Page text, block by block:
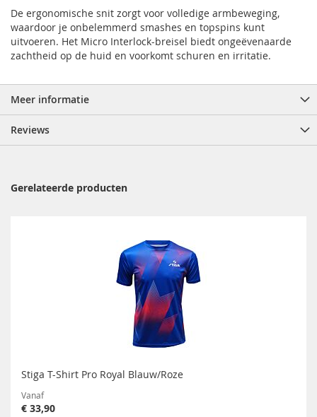
De ergonomische snit zorgt voor volledige armbeweging,
waardoor je onbelemmerd smashes en topspins kunt
uitvoeren. Het Micro Interlock-breisel biedt ongeëvenaarde
zachtheid op de huid en voorkomt schuren en irritatie.
Meer informatie
Reviews
Gerelateerde producten
Stiga T-Shirt Pro Royal Blauw/Roze
Vanaf
€ 33,90